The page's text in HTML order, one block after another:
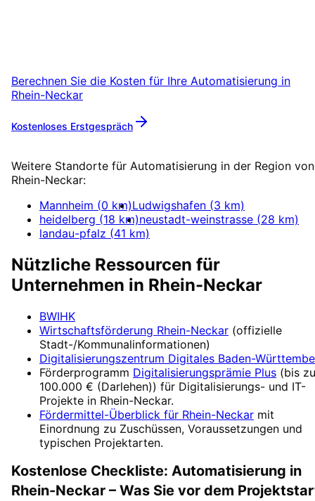
Berechnen Sie die Kosten für Ihre Automatisierung in
Rhein-Neckar
Kostenloses Erstgespräch
Weitere Standorte für Automatisierung in der Region von
Rhein-Neckar:
Mannheim (0 km)Ludwigshafen (3 km)
heidelberg (18 km)neustadt-weinstrasse (28 km)
landau-pfalz (41 km)
Nützliche Ressourcen für
Unternehmen in Rhein-Neckar
BWIHK
Wirtschaftsförderung Rhein-Neckar (offizielle
Stadt-/Kommunalinformationen)
Digitalisierungszentrum Digitales Baden-
Förderprogramm Digitalisierungsprämie Plus (bis zu
100.000 € (Darlehen)) für Digitalisierungs- und IT-
Projekte in Rhein-Neckar.
Fördermittel-Überblick für Rhein-Neckar mit
Einordnung zu Zuschüssen, Voraussetzungen und
typischen Projektarten.
Kostenlose Checkliste: Automatisierung in
Rhein-Neckar – Was Sie vor dem